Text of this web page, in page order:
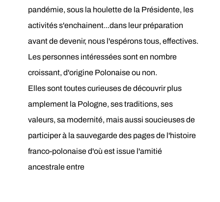
pandémie, sous la houlette de la Présidente, les
activités s'enchainent...dans leur préparation
avant de devenir, nous l'espérons tous, effectives.
Les personnes intéressées sont en nombre
croissant, d'origine Polonaise ou non.
Elles sont toutes curieuses de découvrir plus
amplement la Pologne, ses traditions, ses
valeurs, sa modernité, mais aussi soucieuses de
participer à la sauvegarde des pages de l'histoire
franco-polonaise d'où est issue l'amitié
ancestrale entre